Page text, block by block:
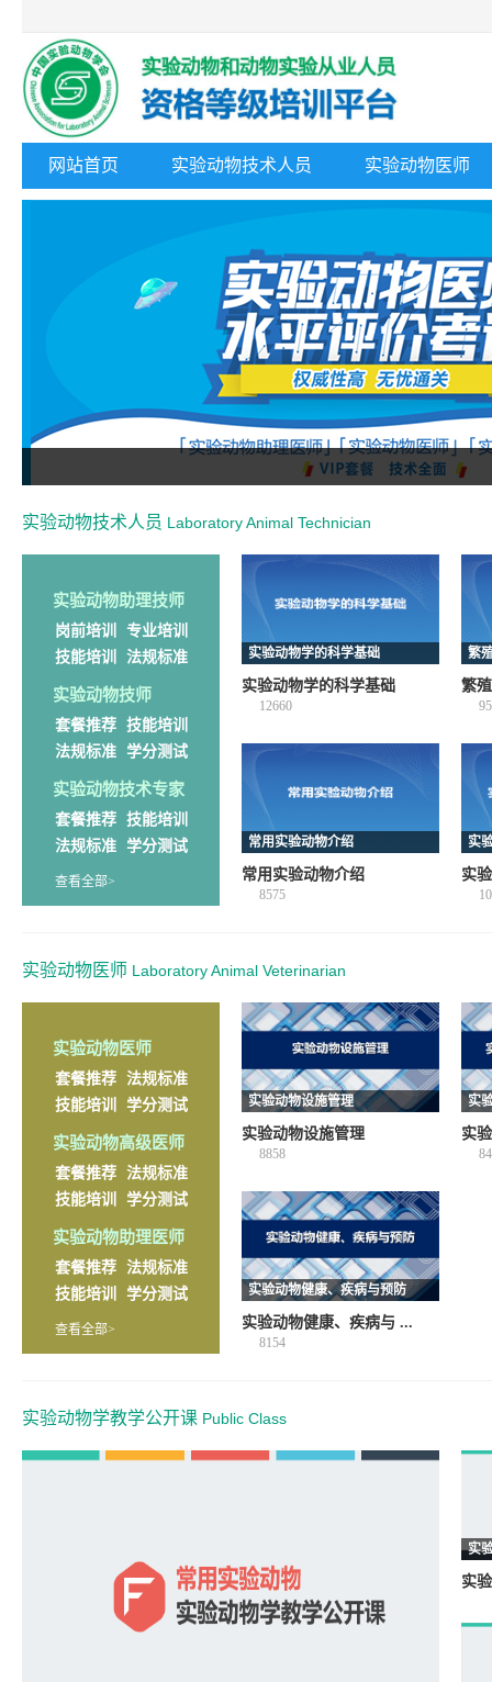
网站首页 实验动物技术人员 实验动物医师
实验动物技术人员 Laboratory Animal Technician
实验动物助理技师
岗前培训
专业培训
技能培训
法规标准
实验动物技师
套餐推荐 技能培训
法规标准 学分测试
实验动物技术专家
套餐推荐 技能培训
法规标准 学分测试
查看全部>
实验动物学的科学基础
实验动物学的科学基础
12660
繁
繁
常用实验动物介绍
常用实验动物介绍
8575
实
实
实验动物医师 Laboratory Animal Veterinarian
实验动物医师
套餐推荐 法规标准
技能培训
学分测试
实验动物高级医师
套餐推荐 法规标准
技能培训
学分测试
实验动物助理医师
套餐推荐 法规标准
技能培训
学分测试
查看全部>
实验动物设施管理
实验动物设施管理
8858
实
实
实验动物健康、疾病与预防
实验动物健康、疾病与 ...
8154
实验动物学教学公开课 Public Class
实
实